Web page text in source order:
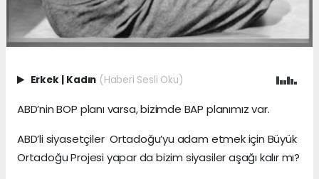
Erkek | Kadın (Haberi Sesli Oku)
ABD’nin BOP planı varsa, bizimde BAP planımız var.
ABD’li siyasetçiler Ortadoğu’yu adam etmek için Büyük
Ortadoğu Projesi yapar da bizim siyasiler aşağı kalır mı?